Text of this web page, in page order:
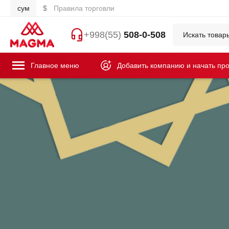
сум $ Правила торговли
+998(55) 508-0-508
Главное меню Добавить компанию и начать